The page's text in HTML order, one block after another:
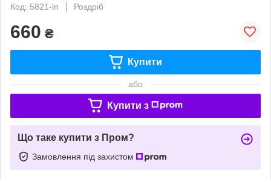
Код: 5821-ln
Роздріб
660 ₴
Купити
або
Купити з
Що таке купити з Пром?
Замовлення під захистом